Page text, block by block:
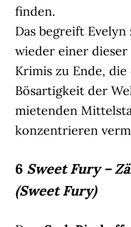
finden.
Das begreift
wieder einer
Krimis zu Ende, die
Bösartigkeit der
mietenden
konzentrieren
6 Sweet Fury –
(Sweet Fury)